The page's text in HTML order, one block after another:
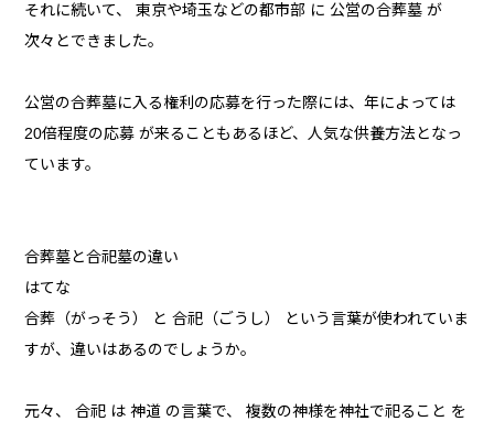
それに続いて、 東京や埼玉などの都市部 に 公営の合葬墓 が
次々とできました。
公営の合葬墓に入る権利の応募を行った際には、年によっては
20倍程度の応募 が来ることもあるほど、人気な供養方法となっ
ています。
合葬墓と合祀墓の違い
はてな
合葬（がっそう） と 合祀（ごうし） という言葉が使われていま
すが、違いはあるのでしょうか。
元々、 合祀 は 神道 の言葉で、 複数の神様を神社で祀ること を